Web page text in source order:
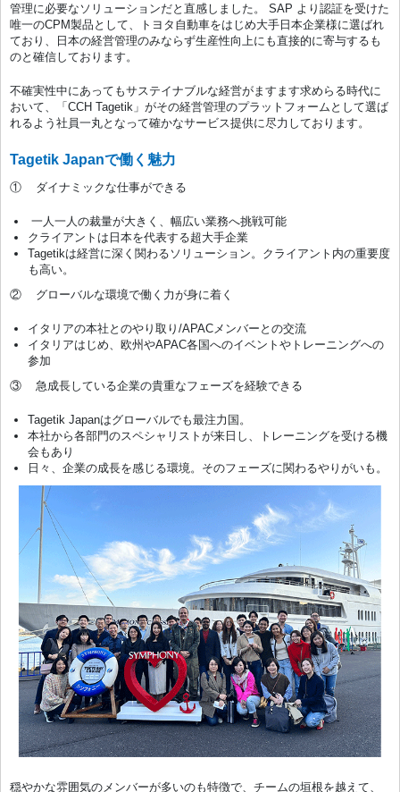
管理に必要なソリューションだと直感しました。 SAP より認証を受けた
唯一のCPM製品として、トヨタ自動車をはじめ大手日本企業様に選ばれ
ており、日本の経営管理のみならず生産性向上にも直接的に寄与するも
のと確信しております。
不確実性中にあってもサステイナブルな経営がますます求めらる時代に
おいて、「CCH Tagetik」がその経営管理のプラットフォームとして選ば
れるよう社員一丸となって確かなサービス提供に尽力しております。
Tagetik Japanで働く魅力
① ダイナミックな仕事ができる
一人一人の裁量が大きく、幅広い業務へ挑戦可能
クライアントは日本を代表する超大手企業
Tagetikは経営に深く関わるソリューション。クライアント内の重要度
も高い。
② グローバルな環境で働く力が身に着く
イタリアの本社とのやり取り/APACメンバーとの交流
イタリアはじめ、欧州やAPAC各国へのイベントやトレーニングへの
参加
③ 急成長している企業の貴重なフェーズを経験できる
Tagetik Japanはグローバルでも最注力国。
本社から各部門のスペシャリストが来日し、トレーニングを受ける機
会もあり
日々、企業の成長を感じる環境。そのフェーズに関わるやりがいも。
穏やかな雰囲気のメンバーが多いのも特徴で、チームの垣根を越えて、